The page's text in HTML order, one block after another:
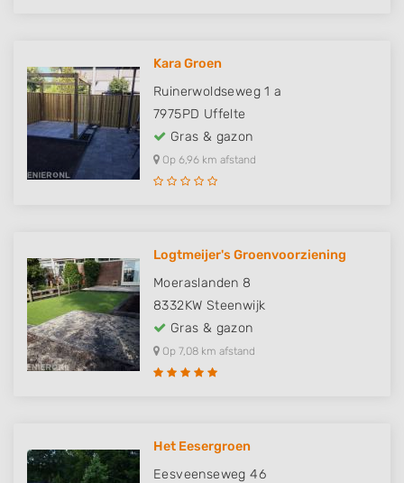
Kara Groen
Ruinerwoldseweg 1 a
7975PD Uffelte
Gras & gazon
Op 6,96 km afstand
Logtmeijer's Groenvoorziening
Moeraslanden 8
8332KW Steenwijk
Gras & gazon
Op 7,08 km afstand
Het Eesergroen
Eesveenseweg 46